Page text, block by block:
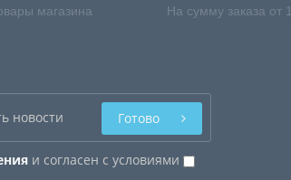
магазина На сумму заказа от
и согласен с условиями
Готово